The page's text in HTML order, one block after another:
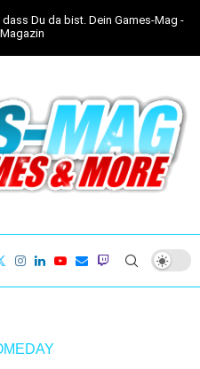
Du da bist. Dein Games-Mag -